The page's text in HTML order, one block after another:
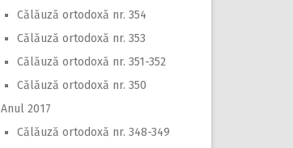
Călăuză ortodoxă nr. 354
Călăuză ortodoxă nr. 353
Călăuză ortodoxă nr. 351-352
Călăuză ortodoxă nr. 350
Anul 2017
Călăuză ortodoxă nr. 348-349